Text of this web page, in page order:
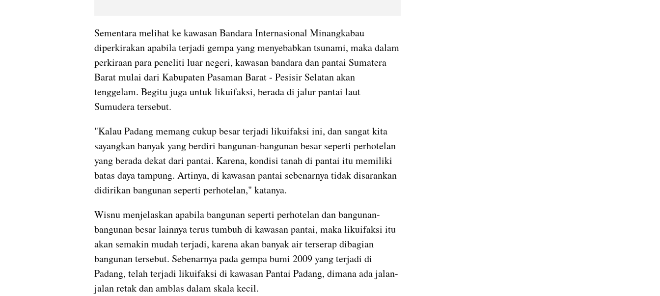
Sementara melihat ke kawasan Bandara Internasional Minangkabau
diperkirakan apabila terjadi gempa yang menyebabkan tsunami, maka dalam
perkiraan para peneliti luar negeri, kawasan bandara dan pantai Sumatera
Barat mulai dari Kabupaten Pasaman Barat - Pesisir Selatan akan
tenggelam. Begitu juga untuk likuifaksi, berada di jalur pantai laut
Sumudera tersebut.
"Kalau Padang memang cukup besar terjadi likuifaksi ini, dan sangat kita
sayangkan banyak yang berdiri bangunan-bangunan besar seperti perhotelan
yang berada dekat dari pantai. Karena, kondisi tanah di pantai itu memiliki
batas daya tampung. Artinya, di kawasan pantai sebenarnya tidak disarankan
didirikan bangunan seperti perhotelan," katanya.
Wisnu menjelaskan apabila bangunan seperti perhotelan dan bangunan-
bangunan besar lainnya terus tumbuh di kawasan pantai, maka likuifaksi itu
akan semakin mudah terjadi, karena akan banyak air terserap dibagian
bangunan tersebut. Sebenarnya pada gempa bumi 2009 yang terjadi di
Padang, telah terjadi likuifaksi di kawasan Pantai Padang, dimana ada jalan-
jalan retak dan amblas dalam skala kecil.